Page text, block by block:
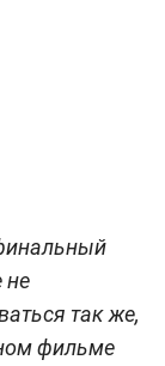
не
так же,
фильме